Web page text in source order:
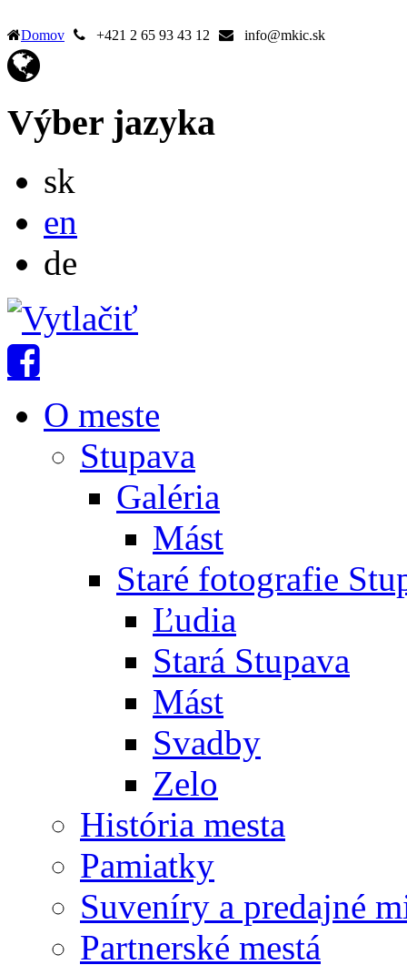
Domov +421 2 65 93 43 12 info@mkic.sk
Výber jazyka
sk
en
de
O meste
Stupava
Galéria
Mást
Staré fotografie
Ľudia
Stará Stupava
Mást
Svadby
Zelo
História mesta
Pamiatky
Suveníry a predajné
Partnerské mestá